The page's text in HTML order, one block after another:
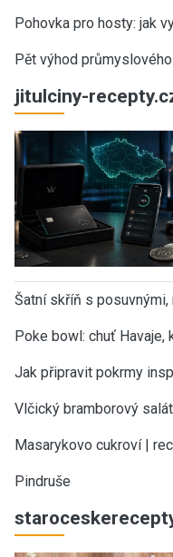
Pohovka pro hosty: jak
Pět výhod
jitulciny-
Šatní skříň s
Poke bowl: chuť Havaje,
Jak připravit pokrmy
Vlčický bramborový
Masarykovo cukroví |
Pindruše